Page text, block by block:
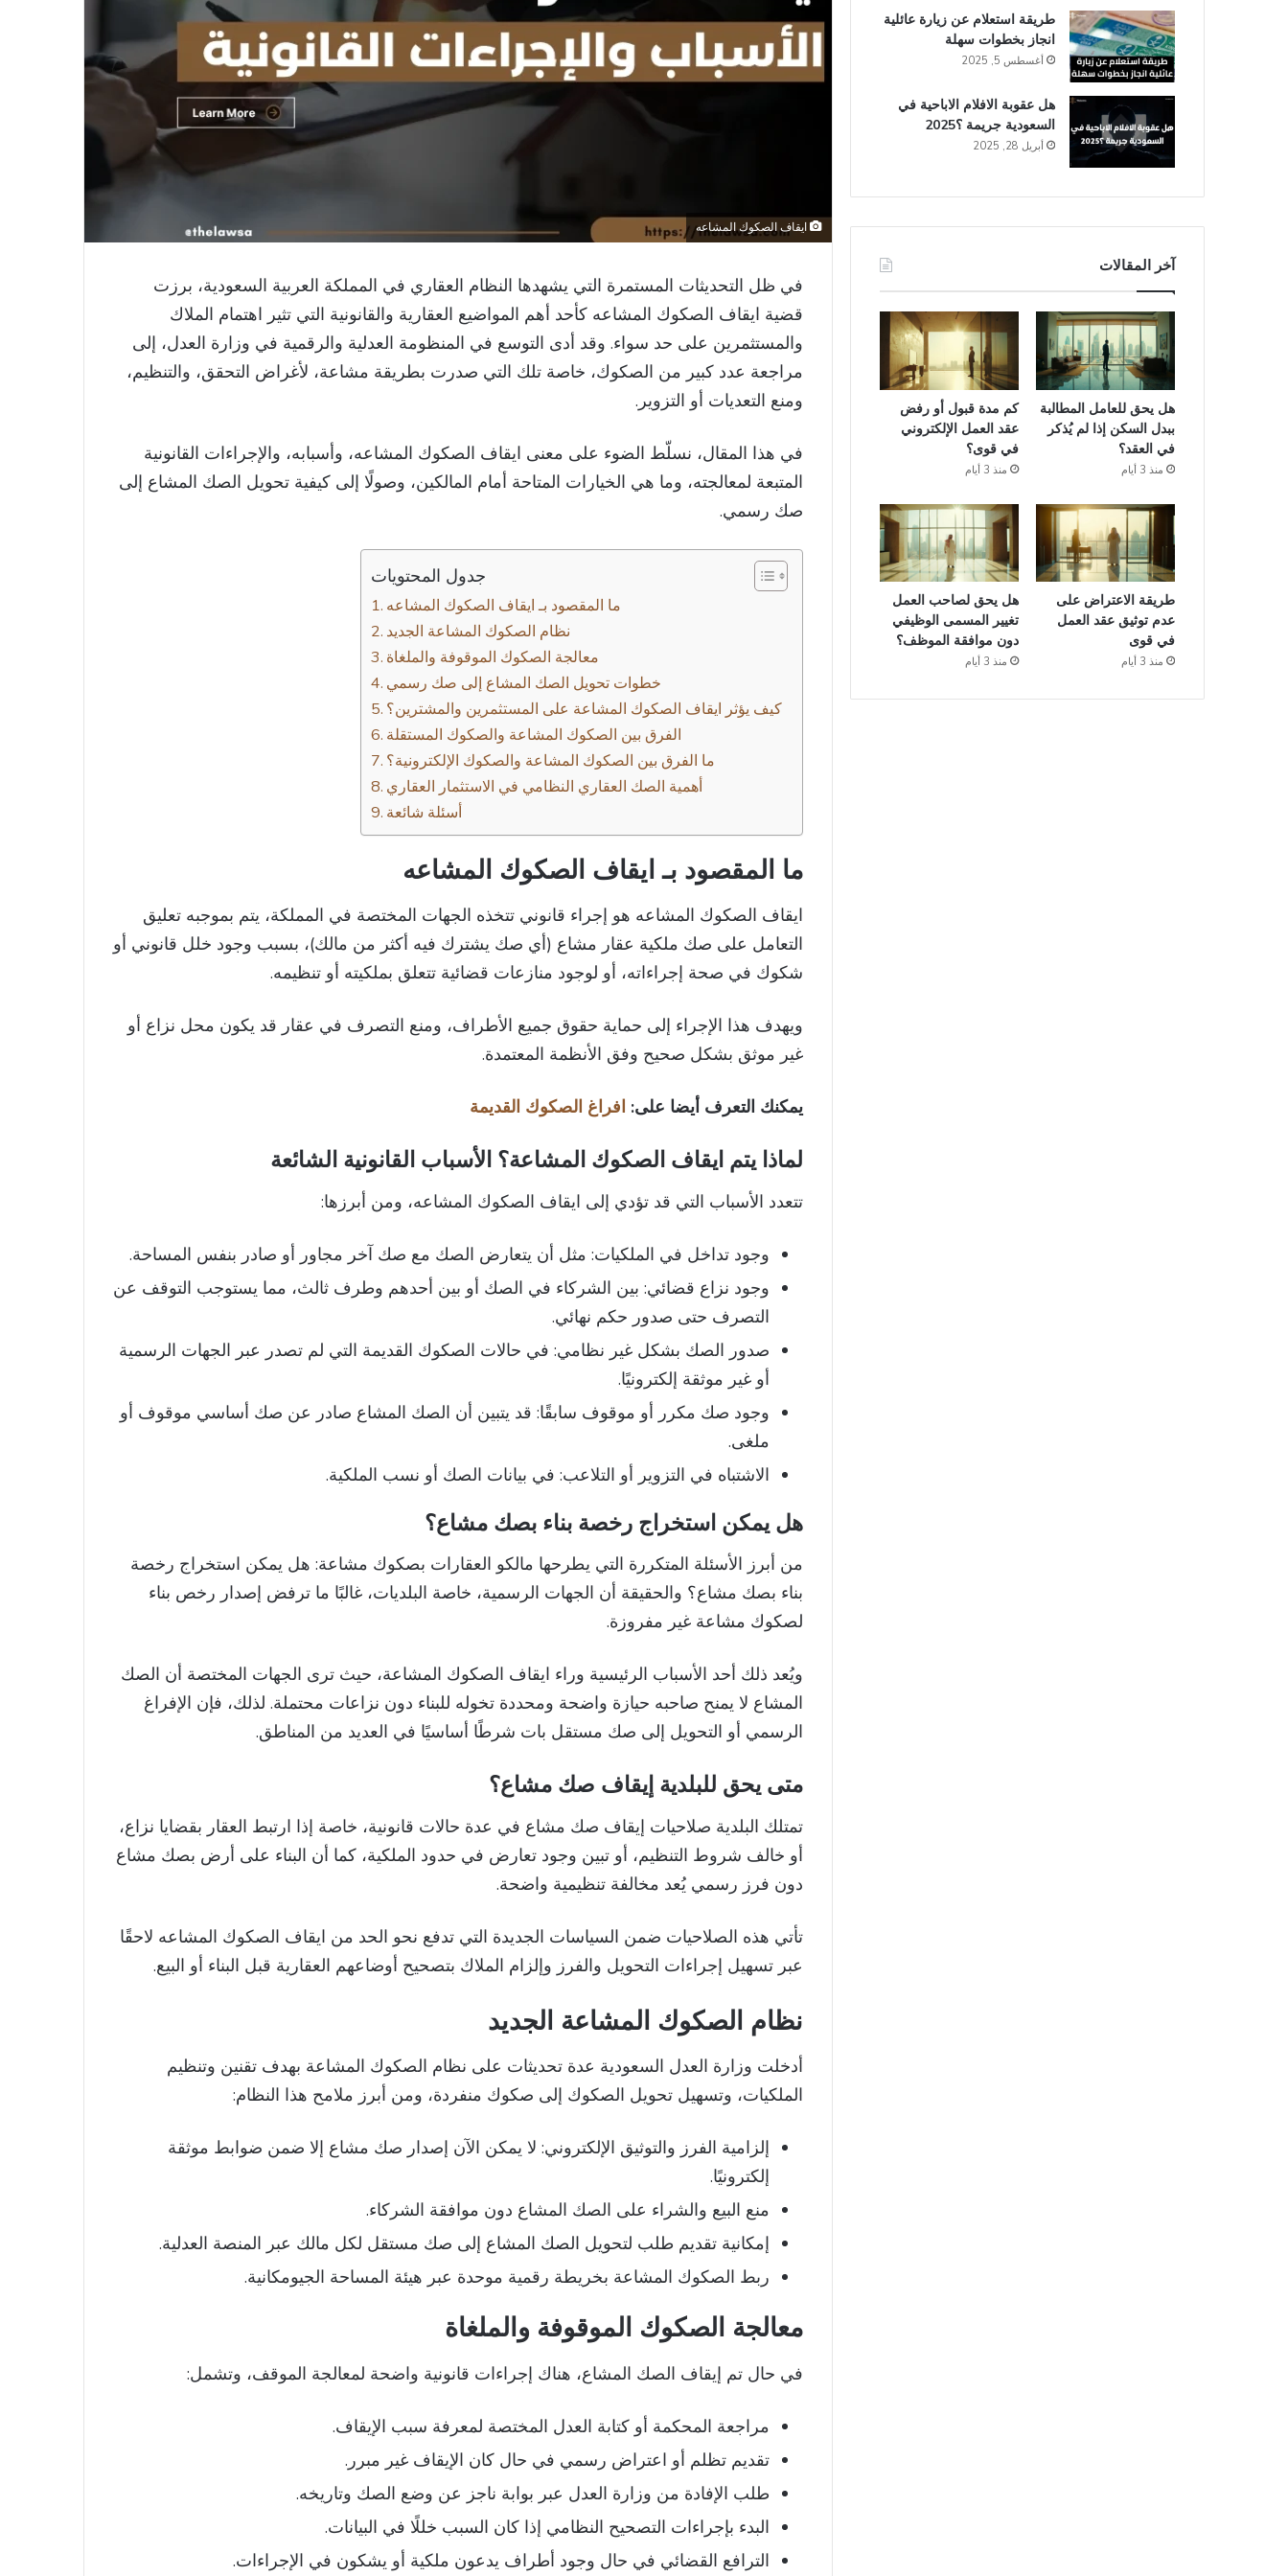
ايقاف الصكوك المشاعه
في ظل التحديثات المستمرة التي يشهدها النظام العقاري في المملكة العربية السعودية، برزت
قضية ايقاف الصكوك المشاعه كأحد أهم المواضيع العقارية والقانونية التي تثير اهتمام الملاك
والمستثمرين على حد سواء. وقد أدى التوسع في المنظومة العدلية والرقمية في وزارة العدل، إلى
مراجعة عدد كبير من الصكوك، خاصة تلك التي صدرت بطريقة مشاعة، لأغراض التحقق، والتنظيم،
ومنع التعديات أو التزوير.
في هذا المقال، نسلّط الضوء على معنى ايقاف الصكوك المشاعه، وأسبابه، والإجراءات القانونية
المتبعة لمعالجته، وما هي الخيارات المتاحة أمام المالكين، وصولًا إلى كيفية تحويل الصك المشاع إلى
صك رسمي.
جدول المحتويات
نظام الصكوك المشاعة الجديد
معالجة الصكوك الموقوفة والملغاة
خطوات تحويل الصك المشاع إلى صك رسمي
كيف يؤثر ايقاف الصكوك المشاعة على المستثمرين والمشترين؟
الفرق بين الصكوك المشاعة والصكوك المستقلة
ما الفرق بين الصكوك المشاعة والصكوك الإلكترونية؟
أهمية الصك العقاري النظامي في الاستثمار العقاري
أسئلة شائعة
ما المقصود بـ ايقاف الصكوك المشاعه​
ايقاف الصكوك المشاعه هو إجراء قانوني تتخذه الجهات المختصة في المملكة، يتم بموجبه تعليق
التعامل على صك ملكية عقار مشاع (أي صك يشترك فيه أكثر من مالك)، بسبب وجود خلل قانوني أو
شكوك في صحة إجراءاته، أو لوجود منازعات قضائية تتعلق بملكيته أو تنظيمه.
ويهدف هذا الإجراء إلى حماية حقوق جميع الأطراف، ومنع التصرف في عقار قد يكون محل نزاع أو
غير موثق بشكل صحيح وفق الأنظمة المعتمدة.
يمكنك التعرف أيضا على: افراغ الصكوك القديمة
لماذا يتم ايقاف الصكوك المشاعة؟ الأسباب القانونية الشائعة
تتعدد الأسباب التي قد تؤدي إلى ايقاف الصكوك المشاعه، ومن أبرزها:
وجود تداخل في الملكيات: مثل أن يتعارض الصك مع صك آخر مجاور أو صادر بنفس المساحة.
وجود نزاع قضائي: بين الشركاء في الصك أو بين أحدهم وطرف ثالث، مما يستوجب التوقف عن
التصرف حتى صدور حكم نهائي.
صدور الصك بشكل غير نظامي: في حالات الصكوك القديمة التي لم تصدر عبر الجهات الرسمية
أو غير موثقة إلكترونيًا.
وجود صك مكرر أو موقوف سابقًا: قد يتبين أن الصك المشاع صادر عن صك أساسي موقوف أو
ملغى.
الاشتباه في التزوير أو التلاعب: في بيانات الصك أو نسب الملكية.
هل يمكن استخراج رخصة بناء بصك مشاع؟
من أبرز الأسئلة المتكررة التي يطرحها مالكو العقارات بصكوك مشاعة: هل يمكن استخراج رخصة
بناء بصك مشاع؟ والحقيقة أن الجهات الرسمية، خاصة البلديات، غالبًا ما ترفض إصدار رخص بناء
لصكوك مشاعة غير مفروزة.
ويُعد ذلك أحد الأسباب الرئيسية وراء ايقاف الصكوك المشاعة، حيث ترى الجهات المختصة أن الصك
المشاع لا يمنح صاحبه حيازة واضحة ومحددة تخوله للبناء دون نزاعات محتملة. لذلك، فإن الإفراغ
الرسمي أو التحويل إلى صك مستقل بات شرطًا أساسيًا في العديد من المناطق.
متى يحق للبلدية إيقاف صك مشاع؟
تمتلك البلدية صلاحيات إيقاف صك مشاع في عدة حالات قانونية، خاصة إذا ارتبط العقار بقضايا نزاع،
أو خالف شروط التنظيم، أو تبين وجود تعارض في حدود الملكية، كما أن البناء على أرض بصك مشاع
دون فرز رسمي يُعد مخالفة تنظيمية واضحة.
تأتي هذه الصلاحيات ضمن السياسات الجديدة التي تدفع نحو الحد من ايقاف الصكوك المشاعه لاحقًا
عبر تسهيل إجراءات التحويل والفرز وإلزام الملاك بتصحيح أوضاعهم العقارية قبل البناء أو البيع.
نظام الصكوك المشاعة الجديد
أدخلت وزارة العدل السعودية عدة تحديثات على نظام الصكوك المشاعة بهدف تقنين وتنظيم
الملكيات، وتسهيل تحويل الصكوك إلى صكوك منفردة، ومن أبرز ملامح هذا النظام:
إلزامية الفرز والتوثيق الإلكتروني: لا يمكن الآن إصدار صك مشاع إلا ضمن ضوابط موثقة
إلكترونيًا.
منع البيع والشراء على الصك المشاع دون موافقة الشركاء.
إمكانية تقديم طلب لتحويل الصك المشاع إلى صك مستقل لكل مالك عبر المنصة العدلية.
ربط الصكوك المشاعة بخريطة رقمية موحدة عبر هيئة المساحة الجيومكانية.
معالجة الصكوك الموقوفة والملغاة
في حال تم إيقاف الصك المشاع، هناك إجراءات قانونية واضحة لمعالجة الموقف، وتشمل:
مراجعة المحكمة أو كتابة العدل المختصة لمعرفة سبب الإيقاف.
تقديم تظلم أو اعتراض رسمي في حال كان الإيقاف غير مبرر.
طلب الإفادة من وزارة العدل عبر بوابة ناجز عن وضع الصك وتاريخه.
البدء بإجراءات التصحيح النظامي إذا كان السبب خللًا في البيانات.
الترافع القضائي في حال وجود أطراف يدعون ملكية أو يشكون في الإجراءات.
طريقة استعلام عن زيارة عائلية
انجاز​ بخطوات سهلة
أغسطس 5, 2025
هل عقوبة الافلام الاباحية في
السعودية​ جريمة ؟2025
أبريل 28, 2025
آخر المقالات
هل يحق للعامل المطالبة
ببدل السكن إذا لم يُذكر
في العقد؟
منذ 3 أيام
كم مدة قبول أو رفض
عقد العمل الإلكتروني
في قوى؟
منذ 3 أيام
طريقة الاعتراض على
عدم توثيق عقد العمل
في قوى
منذ 3 أيام
هل يحق لصاحب العمل
تغيير المسمى الوظيفي
دون موافقة الموظف؟
منذ 3 أيام